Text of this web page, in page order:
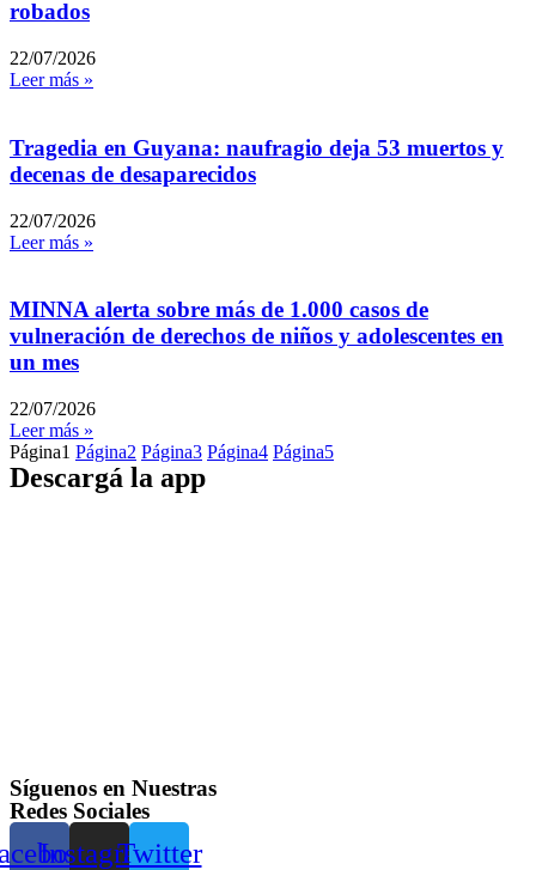
robados
22/07/2026
Leer más »
Tragedia en Guyana: naufragio deja 53 muertos y
decenas de desaparecidos
22/07/2026
Leer más »
MINNA alerta sobre más de 1.000 casos de
vulneración de derechos de niños y adolescentes en
un mes
22/07/2026
Leer más »
Página1 Página2 Página3 Página4 Página5
Descargá la app
Síguenos en Nuestras
Redes Sociales
InstagramTwitter